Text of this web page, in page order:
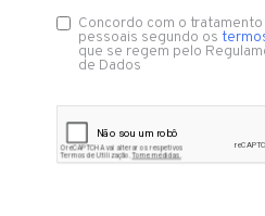
Concordo com o
pessoais segundo os
que se regem pelo
de Dados